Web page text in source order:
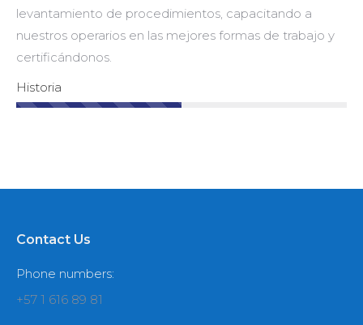
levantamiento de procedimientos, capacitando a
nuestros operarios en las mejores formas de trabajo y
certificándonos.
Historia
Contact Us
Phone numbers:
+57 1 616 89 81